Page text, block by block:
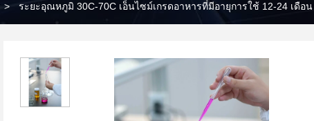
> ระยะอุณหภูมิ 30C-70C เอ็นไซม์เกรดอาหารที่มีอายุการใช้ 12-24 เดือน